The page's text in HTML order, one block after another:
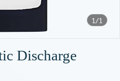
1/1
Discharge